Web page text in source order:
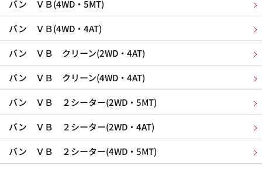
バン ＶＢ(4WD・5MT)
バン ＶＢ(4WD・4AT)
バン ＶＢ クリーン(2WD・4AT)
バン ＶＢ クリーン(4WD・4AT)
バン ＶＢ ２シーター(2WD・5MT)
バン ＶＢ ２シーター(2WD・4AT)
バン ＶＢ ２シーター(4WD・5MT)